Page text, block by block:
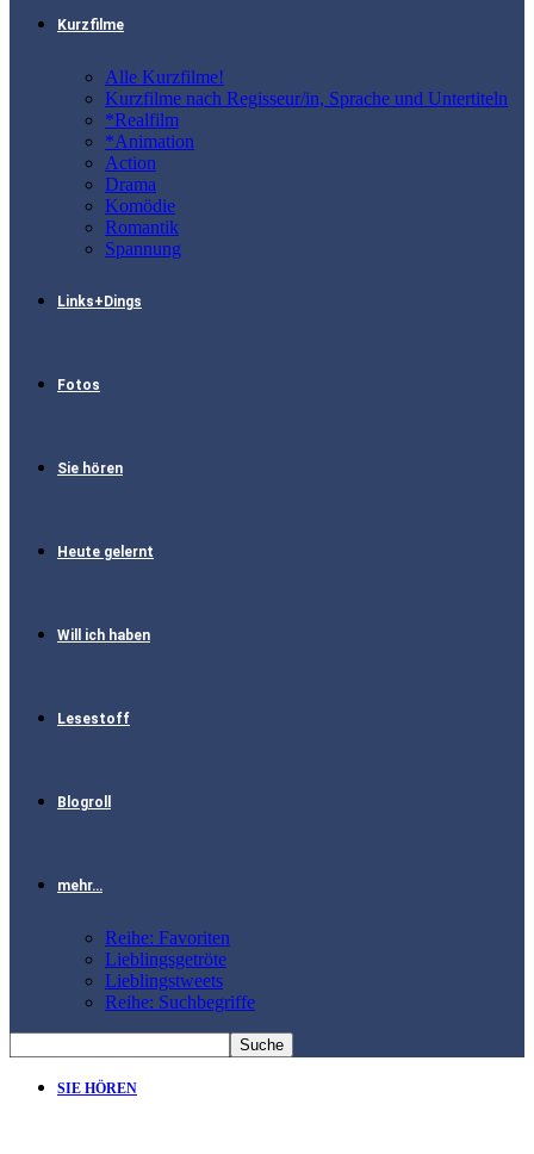
Kurzfilme
Alle Kurzfilme!
Kurzfilme nach Regisseur/in, Sprache und Untertiteln
*Realfilm
*Animation
Action
Drama
Komödie
Romantik
Spannung
Links+Dings
Fotos
Sie hören
Heute gelernt
Will ich haben
Lesestoff
Blogroll
mehr…
Reihe: Favoriten
Lieblingsgetröte
Lieblingstweets
Reihe: Suchbegriffe
SIE HÖREN